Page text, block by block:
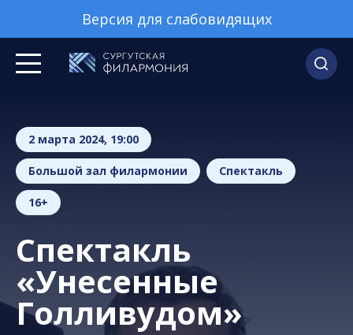
Версия для слабовидящих
2 марта 2024, 19:00
Большой зал филармонии Спектакль
16+
Спектакль
«Унесенные
Голливудом»